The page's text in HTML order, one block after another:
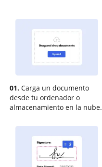
01. Carga un documento
desde tu ordenador o
almacenamiento en la nube.